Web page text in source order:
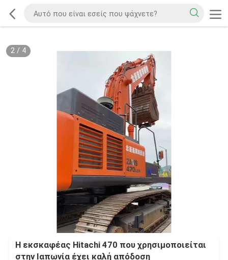
2/ 4
Η εκσκαφέας Hitachi 470 που χρησιμοποιείται
στην Ιαπωνία έχει καλή απόδοση